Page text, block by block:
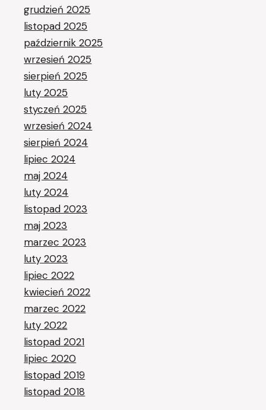
grudzień 2025
listopad 2025
październik 2025
wrzesień 2025
sierpień 2025
luty 2025
styczeń 2025
wrzesień 2024
sierpień 2024
lipiec 2024
maj 2024
luty 2024
listopad 2023
maj 2023
marzec 2023
luty 2023
lipiec 2022
kwiecień 2022
marzec 2022
luty 2022
listopad 2021
lipiec 2020
listopad 2019
listopad 2018